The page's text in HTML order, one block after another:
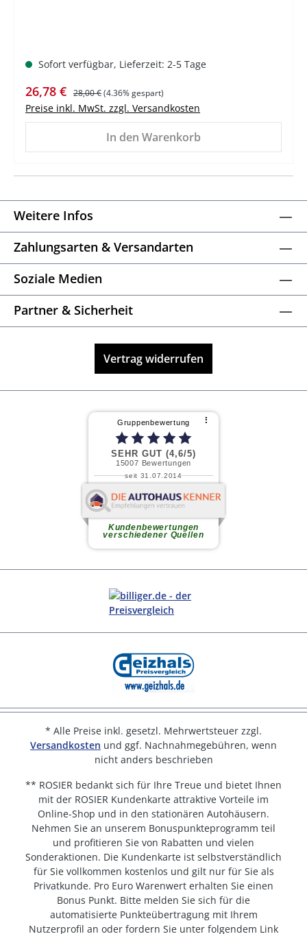
Sofort verfügbar, Lieferzeit: 2-5 Tage
Verkaufspreis:
26,78 € Regulärer Preis:
28,00 €(4.36% gespart)
Preise inkl. MwSt. zzgl. Versandkosten
In den Warenkorb
Weitere Infos
Zahlungsarten & Versandarten
Soziale Medien
Partner & Sicherheit
Vertrag widerrufen
* Alle Preise inkl. gesetzl. Mehrwertsteuer zzgl.
Versandkosten und ggf. Nachnahmegebühren, wenn
nicht anders beschrieben
** ROSIER bedankt sich für Ihre Treue und bietet Ihnen
mit der ROSIER Kundenkarte attraktive Vorteile im
Online-Shop und in den stationären Autohäusern.
Nehmen Sie an unserem Bonuspunkteprogramm teil
und profitieren Sie von Rabatten und vielen
Sonderaktionen. Die Kundenkarte ist selbstverständlich
für Sie vollkommen kostenlos und gilt nur für Sie als
Privatkunde. Pro Euro Warenwert erhalten Sie einen
Bonus Punkt. Bitte melden Sie sich für die
automatisierte Punkteübertragung mit Ihrem
Nutzerprofil an oder fordern Sie unter folgendem Link